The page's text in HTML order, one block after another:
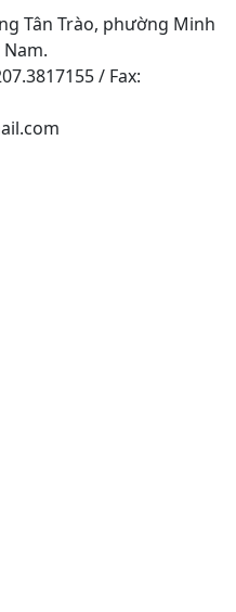
Tân Trào, phường Minh
/ Fax: